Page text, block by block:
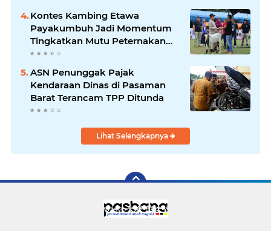
Kontes Kambing Etawa
Payakumbuh Jadi Momentum
Tingkatkan Mutu Peternakan
Lokal
ASN Penunggak Pajak
Kendaraan Dinas di Pasaman
Barat Terancam TPP Ditunda
Lihat Selengkapnya